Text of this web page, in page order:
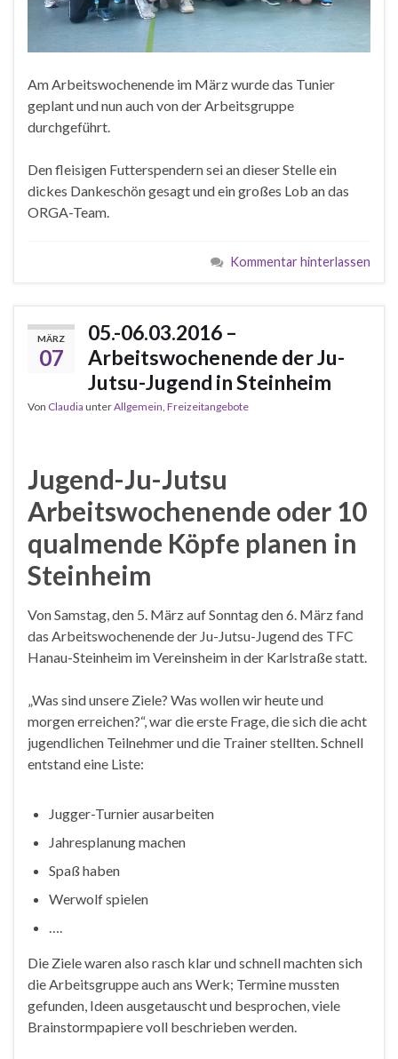
Am Arbeitswochenende im März wurde das Tunier
geplant und nun auch von der Arbeitsgruppe
durchgeführt.
Den fleisigen Futterspendern sei an dieser Stelle ein
dickes Dankeschön gesagt und ein großes Lob an das
ORGA-Team.
Kommentar hinterlassen
MÄRZ
07
05.-06.03.2016 –
Arbeitswochenende der Ju-
Jutsu-Jugend in Steinheim
Von Claudia unterAllgemein Freizeitangebote
Jugend-Ju-Jutsu
Arbeitswochenende oder 10
qualmende Köpfe planen in
Steinheim
Von Samstag, den 5. März auf Sonntag den 6. März fand
das Arbeitswochenende der Ju-Jutsu-Jugend des TFC
Hanau-Steinheim im Vereinsheim in der Karlstraße statt.
„Was sind unsere Ziele? Was wollen wir heute und
morgen erreichen?“, war die erste Frage, die sich die acht
jugendlichen Teilnehmer und die Trainer stellten. Schnell
entstand eine Liste:
Jugger-Turnier ausarbeiten
Jahresplanung machen
Spaß haben
Werwolf spielen
….
Die Ziele waren also rasch klar und schnell machten sich
die Arbeitsgruppe auch ans Werk; Termine mussten
gefunden, Ideen ausgetauscht und besprochen, viele
Brainstormpapiere voll beschrieben werden.